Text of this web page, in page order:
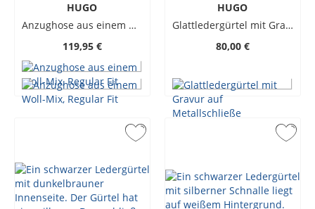
HUGO
Anzughose aus einem Woll-Mix, Regular Fit
119,95 €
HUGO
Glattledergürtel mit Gravur auf Metallschließe
80,00 €